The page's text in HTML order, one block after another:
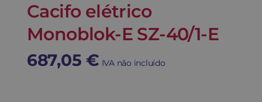
Cacifo elétrico
Monoblok-E SZ-40/1-E
687,05 € IVA não incluído